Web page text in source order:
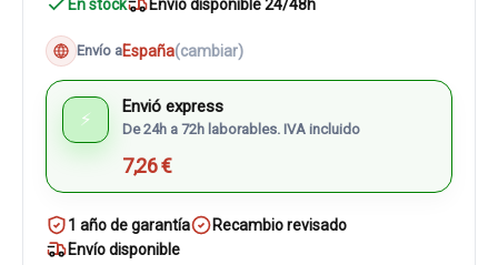
En stock Envío disponible 24/48h
Envío aEspaña(cambiar)
⚡
Envió express
De 24h a 72h laborables. IVA incluido
7,26 €
1 año de garantía
Recambio revisado
Envío disponible